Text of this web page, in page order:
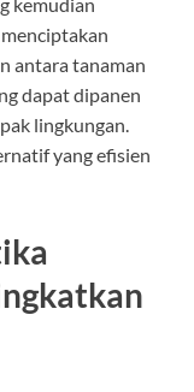
antara tanaman
dapat dipanen
lingkungan.
yang efisien